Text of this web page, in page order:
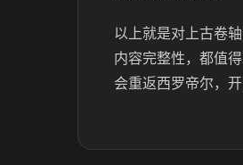
以上就是对上古卷
内容完整性，都值
会重返西罗帝尔，